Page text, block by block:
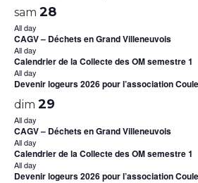
sam 28
All day
CAGV – Déchets en Grand Villeneuvois
All day
Calendrier de la Collecte des OM semestre 1
All day
Devenir logeurs 2026 pour l’association
dim 29
All day
CAGV – Déchets en Grand Villeneuvois
All day
Calendrier de la Collecte des OM semestre 1
All day
Devenir logeurs 2026 pour l’association